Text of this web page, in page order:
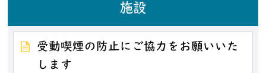
施設
受動喫煙の防止にご協力をお願いいた
します